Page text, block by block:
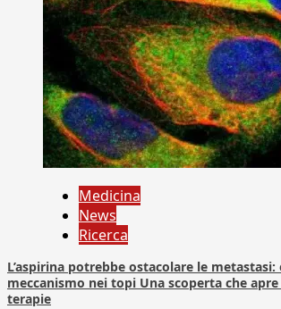
Medicina
News
Ricerca
L’aspirina potrebbe ostacolare le
meccanismo nei topi Una scoperta che
terapie